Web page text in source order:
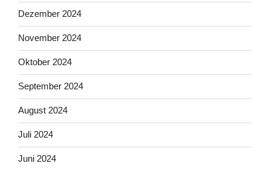
Dezember 2024
November 2024
Oktober 2024
September 2024
August 2024
Juli 2024
Juni 2024